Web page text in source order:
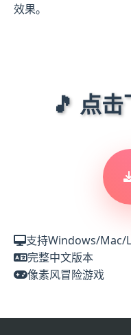
效果。
🎵 点
支持Windows/Mac/
完整中文版本
像素风冒险游戏